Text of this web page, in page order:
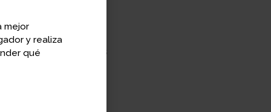
University
a personalidades
mejor
y realiza
qué